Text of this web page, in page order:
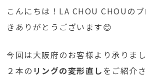
こんにちは！LA CHOU CHOUの
きありがとうございます😊
今回は大阪府のお客様より承りまし
２本の リングの変形直し をご紹介